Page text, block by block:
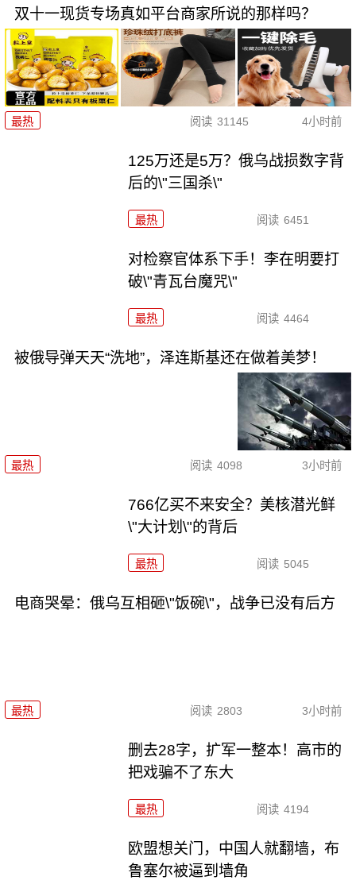
双十一现货专场真如平台商家所说的那样吗？
最热 阅读 31145 4小时前
125万还是5万？俄乌战损数字背
后的\"三国杀\"
最热 阅读 6451
对检察官体系下手！李在明要打
破\"青瓦台魔咒\"
最热 阅读 4464
被俄导弹天天“洗地”，泽连斯基还在做着美梦！
最热 阅读 4098 3小时前
766亿买不来安全？美核潜光鲜
\"大计划\"的背后
最热 阅读 5045
电商哭晕：俄乌互相砸\"饭碗\"，战争已没有后方
最热 阅读 2803 3小时前
删去28字，扩军一整本！高市的
把戏骗不了东大
最热 阅读 4194
欧盟想关门，中国人就翻墙，布
鲁塞尔被逼到墙角